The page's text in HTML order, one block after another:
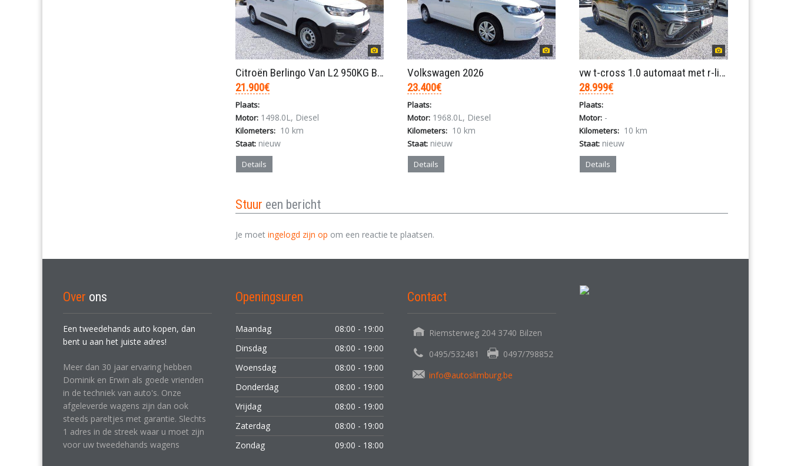
Citroën Berlingo Van L2 950KG BlueHDi 130pk/automa
21.900€
Plaats:
Motor:1498.0L, Diesel
Kilometers:10 km
Staat:nieuw
Details
Volkswagen 2026
23.400€
Plaats:
Motor:1968.0L, Diesel
Kilometers:10 km
Staat:nieuw
Details
vw t-cross 1.0 automaat met r-line pakket(nieuw)
28.999€
Plaats:
Motor: -
Kilometers: 10 km
Staat: nieuw
Details
Stuur een bericht
Je moet ingelogd zijn op om een reactie te plaatsen.
Over ons
Een tweedehands auto kopen, dan
bent u aan het juiste adres!
Meer dan 30 jaar ervaring hebben
Dominik en Erwin als goede vrienden
in de techniek van auto's. Onze
afgeleverde wagens zijn dan ook
steeds pareltjes met garantie. Slechts
1 adres in de streek waar u moet zijn
voor uw tweedehands wagens
Openingsuren
Maandag
08:00 - 19:00
Dinsdag
08:00 - 19:00
Woensdag
08:00 - 19:00
Donderdag
08:00 - 19:00
Vrijdag
08:00 - 19:00
Zaterdag
08:00 - 19:00
Zondag
09:00 - 18:00
Contact
Riemsterweg 204 3740 Bilzen
0495/532481
0497/798852
info@autoslimburg.be